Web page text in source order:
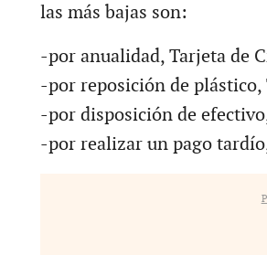
las más bajas son:
-por anualidad, Tarjeta de
-por reposición de
-por disposición de
-por realizar un pago